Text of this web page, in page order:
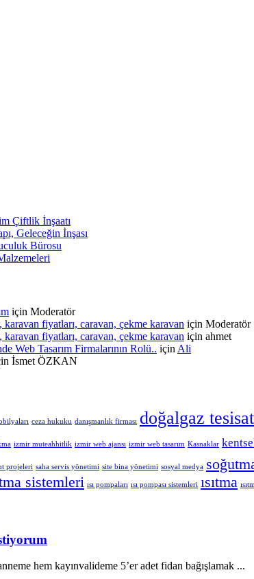
Çiftlik İnşaatı
Geleceğin İnşası
Bürosu
için Moderatör
karavan fiyatları, caravan, çekme karavan için Moderatör
karavan fiyatları, caravan, çekme karavan için ahmet
Web Tasarım Firmalarının Rolü.. için Ali
İsmet ÖZKAN
ceza hukuku danışmanlık firması doğalgaz
izmir muteahhitlik izmir web ajansı izmir web tasarım Kasnaklar
projeleri saha servis yönetimi site bina yönetimi sosyal medya
sistemleri ısı pompaları ısı pompası sistemleri ısıtma
hem kayınvalideme 5’er adet fidan bağışlamak ...